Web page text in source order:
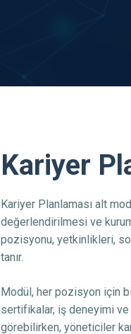
Kariyer
Kariyer Planlaması alt
değerlendirilmesi ve
pozisyonu, yetkinlikleri,
tanır.
Modül, her pozisyon için
sertifikalar, iş deneyimi ve
görebilirken, yöneticiler